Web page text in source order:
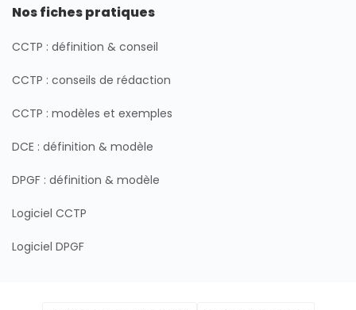
Nos fiches pratiques
CCTP : définition & conseil
CCTP : conseils de rédaction
CCTP : modèles et exemples
DCE : définition & modèle
DPGF : définition & modèle
Logiciel CCTP
Logiciel DPGF